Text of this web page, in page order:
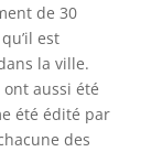
de 30
est
la ville.
aussi été
été édité par
des